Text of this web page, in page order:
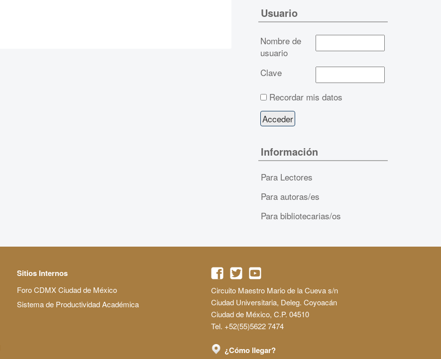
Usuario
Nombre de
usuario
Clave
Recordar mis datos
Información
Para Lectores
Para autoras/es
Para bibliotecarias/os
Sitios Internos
Foro CDMX Ciudad de México
Sistema de Productividad Académica
Circuito Maestro Mario de la Cueva s/n
Ciudad Universitaria, Deleg. Coyoacán
Ciudad de México, C.P. 04510
Tel. +52(55)5622 7474
¿Cómo llegar?